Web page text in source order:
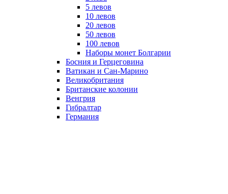
5 левов
10 левов
20 левов
50 левов
100 левов
Наборы монет Болгарии
Босния и Герцеговина
Ватикан и Сан-Марино
Великобритания
Британские колонии
Венгрия
Гибралтар
Германия